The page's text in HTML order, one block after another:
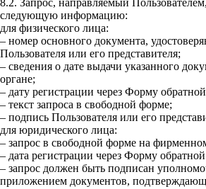
8.2. Запрос, направляемый
следующую информацию:
для физического лица:
– номер основного документа,
Пользователя или его представителя;
– сведения о дате выдачи указанного
органе;
– дату регистрации через Форму
– текст запроса в свободной форме;
– подпись Пользователя или его
для юридического лица:
– запрос в свободной форме на
– дата регистрации через Форму обратной
– запрос должен быть подписан
приложением документов,